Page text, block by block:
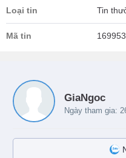
Loại tin Tin
Mã tin 169953
GiaNgoc
Ngày tham gia: